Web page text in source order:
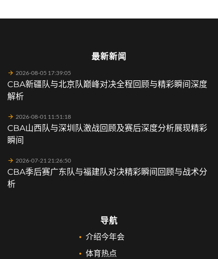
最新新闻
2026-08-05 17:39:05
CBA新疆队与北京队巅峰对决全程回顾与精彩瞬间深度
解析
2026-08-01 11:51:18
CBA山西队与深圳队激战回顾及赛后深度分析展现精彩
瞬间
2026-07-21 21:26:50
CBA季后赛广东队与福建队对决精彩瞬间回顾与战术分
析
导航
介绍今年会
体育热点